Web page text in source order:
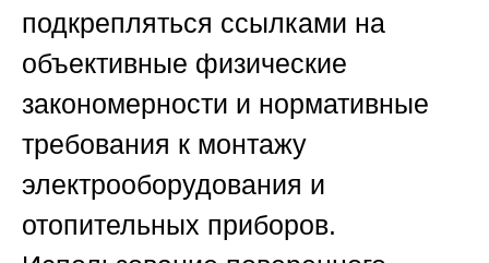
подкрепляться ссылками на
объективные физические
закономерности и нормативные
требования к монтажу
электрооборудования и
отопительных приборов.